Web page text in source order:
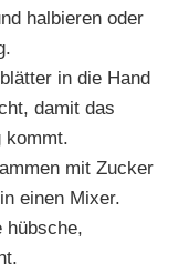
halbieren oder
in die Hand
damit das
kommt.
mit Zucker
einen Mixer.
hübsche,